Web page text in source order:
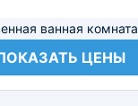
ванная комната
ЦЕНЫ